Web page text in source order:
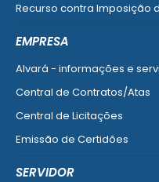
Recurso contra Imposição
EMPRESA
Alvará - informações e
Central de Contratos/Atas
Central de Licitações
Emissão de Certidões
SERVIDOR